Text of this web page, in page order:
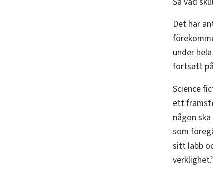
Det har
under
fortsatt
Science
ett
någon
som
sitt labb